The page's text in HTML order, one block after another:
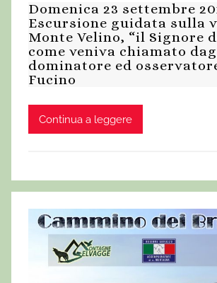
Domenica 23 settembre
Escursione guidata sulla
Monte Velino, “il Signore
come veniva chiamato
dominatore ed
Fucino
Continua a leggere